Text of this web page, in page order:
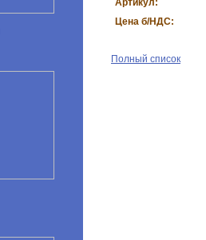
Артикул:
Цена б/НДС:
Полный список